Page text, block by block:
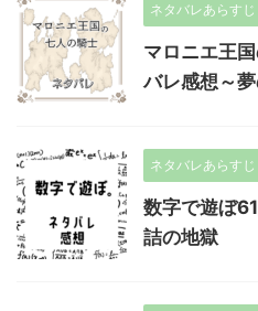
ネタバレあらすじ
マロニエ王
バレ感想～
ネタバレあらすじ
数字で遊ぼ
詰の地獄